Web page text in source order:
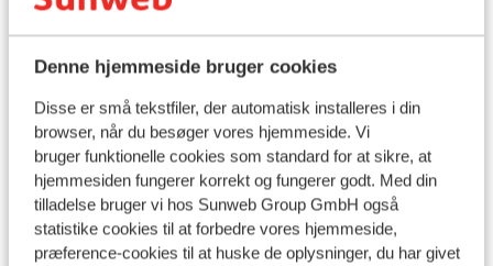
Denne hjemmeside bruger cookies
Disse er små tekstfiler, der automatisk installeres i din
browser, når du besøger vores hjemmeside. Vi
bruger funktionelle cookies som standard for at sikre, at
hjemmesiden fungerer korrekt og fungerer godt. Med din
tilladelse bruger vi hos Sunweb Group GmbH også
statistike cookies til at forbedre vores hjemmeside,
præference-cookies til at huske de oplysninger, du har givet
Lokation
Se på kort